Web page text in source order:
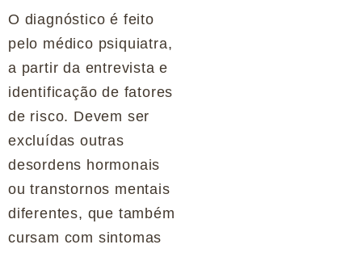
O diagnóstico é feito
pelo médico psiquiatra,
a partir da entrevista e
identificação de fatores
de risco. Devem ser
excluídas outras
desordens hormonais
ou transtornos mentais
diferentes, que também
cursam com sintomas